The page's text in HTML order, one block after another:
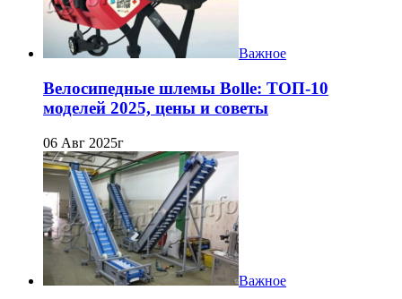
Важное
Велосипедные шлемы Bolle: ТОП-10
моделей 2025, цены и советы
06 Авг 2025г
Важное